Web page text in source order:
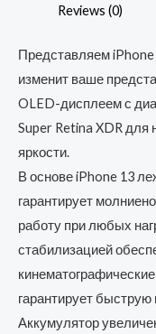
Reviews (0)
Представляем
изменит ваше
OLED-дисплеем с
Super Retina XDR для
яркости.
В основе iPhone 13
гарантирует
работу при любых
стабилизацией
гарантирует
Аккумулятор